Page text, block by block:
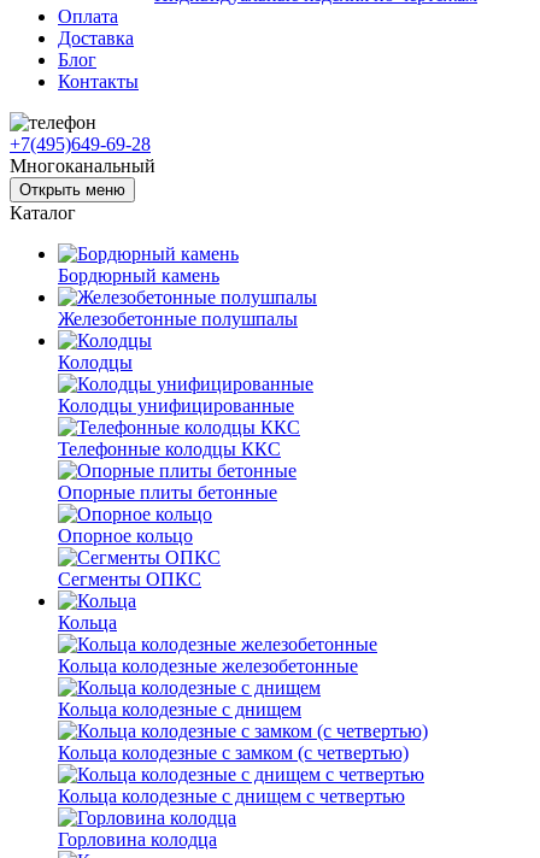
Оплата
Доставка
Блог
Контакты
+7(495)649-69-28
Многоканальный
Открыть меню
Каталог
Бордюрный камень
Железобетонные полушпалы
Колодцы
Колодцы унифицированные
Телефонные колодцы ККС
Опорные плиты бетонные
Опорное кольцо
Сегменты ОПКС
Кольца
Кольца колодезные железобетонные
Кольца колодезные с днищем
Кольца колодезные с замком (с четвертью)
Кольца колодезные с днищем с четвертью
Горловина колодца